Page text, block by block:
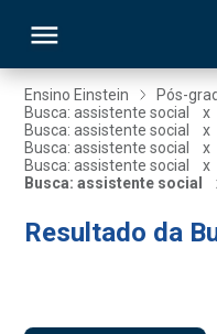
Ensino Einstein
Pós-
Busca: assistente social
x
Busca: assistente social
x
Busca: assistente social
x
Busca: assistente social
x
Busca: assistente social
Resultado da